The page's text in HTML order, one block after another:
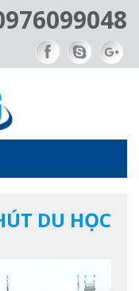
DU HỌC